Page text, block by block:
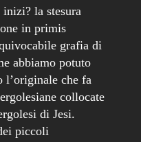
la stesura
in primis
grafia di
abbiamo potuto
l’originale che fa
collocate
di Jesi.
piccoli